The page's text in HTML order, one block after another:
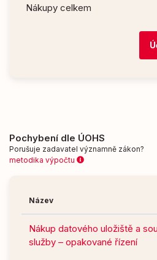
Nákupy celkem
Pochybení dle ÚOHS
Porušuje zadavatel významně zákon?
metodika výpočtu
Název
Nákup datového uložiště a
služby – opakované řízení